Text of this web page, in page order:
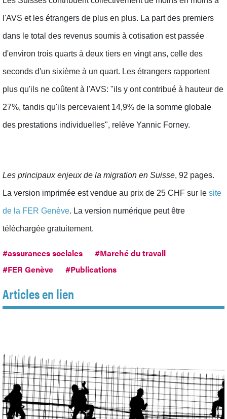
l'AVS et les étrangers de plus en plus. La part des premiers
dans le total des revenus soumis à cotisation est passée
d'environ trois quarts à deux tiers en vingt ans, celle des
seconds d'un sixième à un quart. Les étrangers rapportent
plus qu'ils ne coûtent à l'AVS: "ils y ont contribué à hauteur de
27%, tandis qu'ils percevaient 14,9% de la somme globale
des prestations individuelles", relève Yannic Forney.
Les principaux enjeux de la migration en Suisse, 92 pages.
La version imprimée est vendue au prix de 25 CHF sur le site
de la FER Genève. La version numérique peut être
téléchargée gratuitement.
#assurances sociales
#Marché du travail
#FER Genève
#Publications
Articles en lien